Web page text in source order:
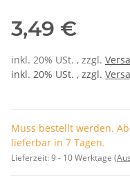
3,49 €
inkl. 20% USt. , zzgl.
inkl. 20% USt. , zzgl.
Muss bestellt werden.
lieferbar in 7 Tagen.
Lieferzeit:9 - 10 Werktage